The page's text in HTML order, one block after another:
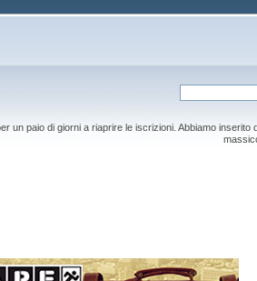
un paio di giorni a riaprire le iscrizioni. Abbiamo